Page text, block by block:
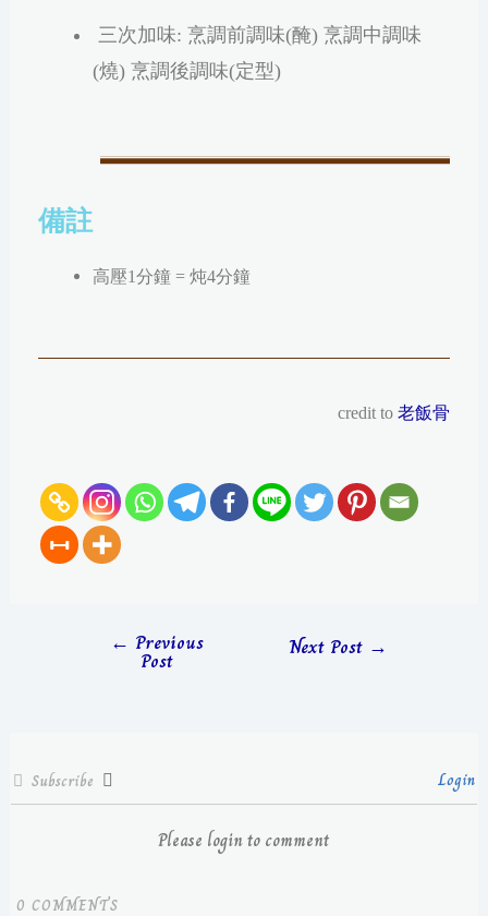
三次加味: 烹調前調味(醃) 烹調中調味
(燒) 烹調後調味(定型)
備註
高壓1分鐘 = 炖4分鐘
credit to 老飯骨
← Previous
Post Next Post →
Subscribe Login
Please login to comment
0 COMMENTS